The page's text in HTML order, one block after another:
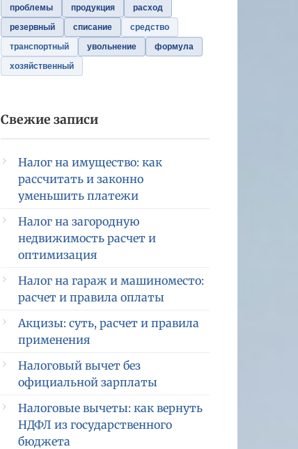
проблемы
продукция
расход
резервный
списание
средство
транспортный
увольнение
формула
хозяйственный
Свежие записи
Налог на имущество: как
рассчитать и законно
уменьшить платежи
Налог на загородную
недвижимость расчет и
оптимизация
Налог на гараж и машиноместо:
расчет и правила оплаты
Акцизы: суть, расчет и правила
применения
Налоговый вычет без
официальной зарплаты
Налоговые вычеты: как вернуть
НДФЛ из государственного
бюджета